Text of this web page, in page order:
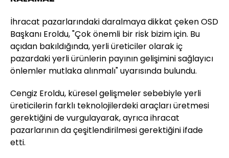
İhracat pazarlarındaki daralmaya dikkat çeken OSD
Başkanı Eroldu, "Çok önemli bir risk bizim için. Bu
açıdan bakıldığında, yerli üreticiler olarak iç
pazardaki yerli ürünlerin payının gelişimini sağlayıcı
önlemler mutlaka alınmalı" uyarısında bulundu.
Cengiz Eroldu, küresel gelişmeler sebebiyle yerli
üreticilerin farklı teknolojilerdeki araçları üretmesi
gerektiğini de vurgulayarak, ayrıca ihracat
pazarlarının da çeşitlendirilmesi gerektiğini ifade
etti.